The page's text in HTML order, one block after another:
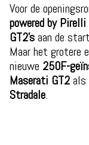
Voor de
powered by Pirelli
GT2’saan de
Maar het grotere
nieuwe 250F-
Maserati GT2als
Stradale.